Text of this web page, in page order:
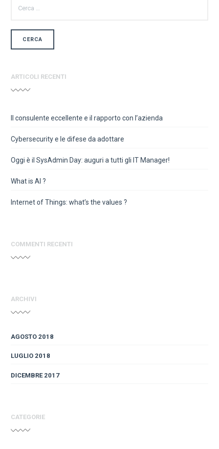
PER:
ARTICOLI RECENTI
Il consulente eccellente e il rapporto con l’azienda
Cybersecurity e le difese da adottare
Oggi è il SysAdmin Day: auguri a tutti gli IT Manager!
What is AI ?
Internet of Things: what’s the values ?
COMMENTI RECENTI
ARCHIVI
AGOSTO 2018
LUGLIO 2018
DICEMBRE 2017
CATEGORIE